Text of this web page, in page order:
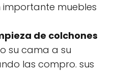
muebles
de colchones
su cama a su
las compro. sus